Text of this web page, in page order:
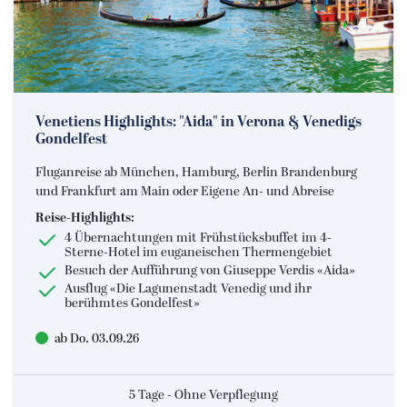
Eventreisen
Alleinreisende
Nord- & Ostsee
Kurzurlaub
Elbphilharmonie Hamburg
Europa
Venetiens Highlights: "Aida" in Verona & Venedigs
Gondelfest
Fluganreise ab München, Hamburg, Berlin Brandenburg
und Frankfurt am Main oder Eigene An- und Abreise
Reise-Highlights:
4 Übernachtungen mit Frühstücksbuffet im 4-
Sterne-Hotel im euganeischen Thermengebiet
Besuch der Aufführung von Giuseppe Verdis «Aida»
Ausflug «Die Lagunenstadt Venedig und ihr
berühmtes Gondelfest»
ab Do. 03.09.26
5 Tage - Ohne Verpflegung